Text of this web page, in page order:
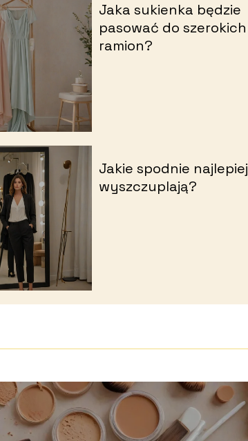
Jaka sukienka będzie
pasować do szerokich
ramion?
Jakie spodnie najlepiej
wyszczuplają?